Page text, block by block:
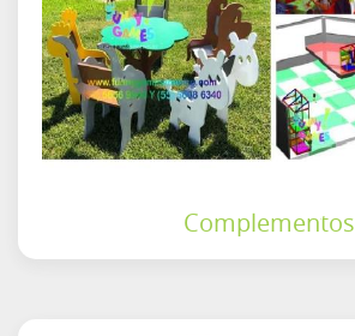
Complementos